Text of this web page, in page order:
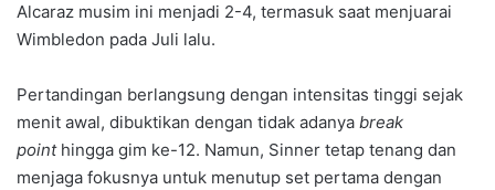
Alcaraz musim ini menjadi 2-4, termasuk saat menjuarai
Wimbledon pada Juli lalu.
Pertandingan berlangsung dengan intensitas tinggi sejak
menit awal, dibuktikan dengan tidak adanya break
pointhingga gim ke-12. Namun, Sinner tetap tenang dan
menjaga fokusnya untuk menutup set pertama dengan